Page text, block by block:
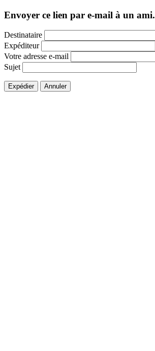
Envoyer ce lien par e-mail à un ami.
Destinataire
Expéditeur
Votre adresse e-mail
Sujet